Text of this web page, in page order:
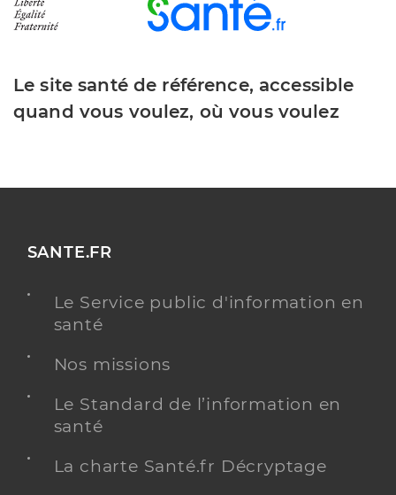
Le site santé de référence, accessible
quand vous voulez, où vous voulez
SANTE.FR
Le Service public d'information en
santé
Nos missions
Le Standard de l’information en
santé
La charte Santé.fr Décryptage